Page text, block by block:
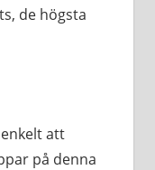
de högsta
att
på denna